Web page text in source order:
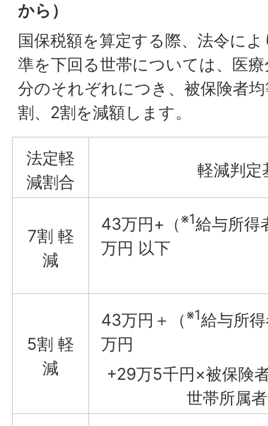
から）
国保税額を算定する際、法令に
準を下回る世帯については、医
分のそれぞれにつき、被保険者
割、2割を減額します。
法定軽
減割合
軽減判定
7割 軽
減
43万円+（※1給与所得
万円 以下
5割 軽
減
43万円＋（※1給与所
万円
+29万5千円×被保険
世帯所属